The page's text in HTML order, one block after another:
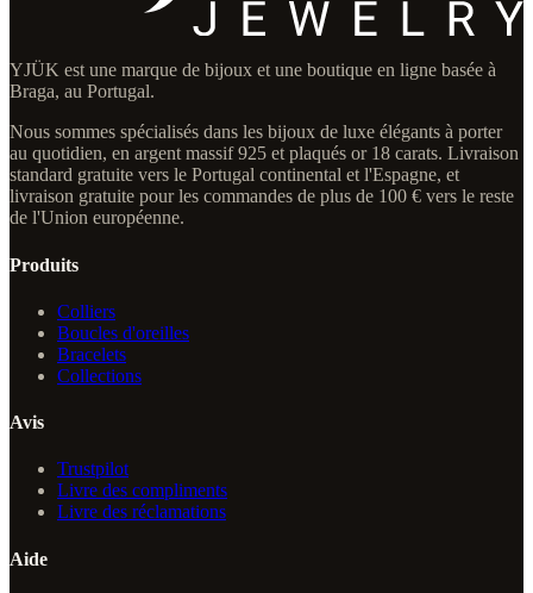
YJÜK est une marque de bijoux et une boutique en ligne basée à
Braga, au Portugal.
Nous sommes spécialisés dans les bijoux de luxe élégants à porter
au quotidien, en argent massif 925 et plaqués or 18 carats. Livraison
standard gratuite vers le Portugal continental et l'Espagne, et
livraison gratuite pour les commandes de plus de 100 € vers le reste
de l'Union européenne.
Produits
Colliers
Boucles d'oreilles
Bracelets
Collections
Avis
Trustpilot
Livre des compliments
Livre des réclamations
Aide